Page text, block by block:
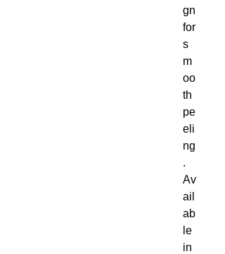
gn
for
s
m
oo
th
pe
eli
ng
.
Av
ail
ab
le
in